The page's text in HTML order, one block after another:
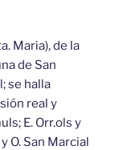
Maria), de la
de San
se halla
real y
E. Orr.ols y
O. San Marcial